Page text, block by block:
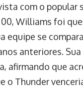
com o popular
Williams foi
equipe se
anteriores.
afirmando que
o Thunder